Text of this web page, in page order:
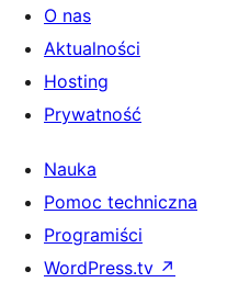
O nas
Aktualności
Hosting
Prywatność
Nauka
Pomoc techniczna
Programiści
WordPress.tv ↗